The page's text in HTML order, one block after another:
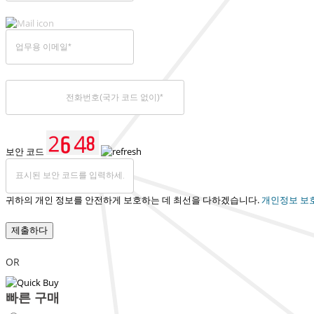
보안 코드
귀하의 개인 정보를 안전하게 보호하는 데 최선을 다하겠습니다. 개인정보 보
제출하다
OR
빠른 구매